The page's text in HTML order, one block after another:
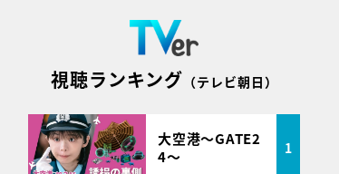
視聴ランキング （テレビ朝日）
大空港～GATE2
4～
1